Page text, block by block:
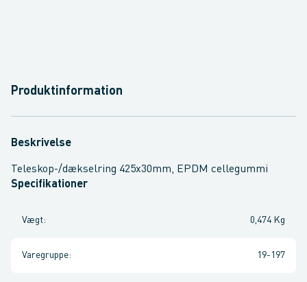
Produktinformation
Beskrivelse
Teleskop-/dækselring 425x30mm, EPDM cellegummi
Specifikationer
Vægt: 0,474 Kg
Varegruppe: 19-197